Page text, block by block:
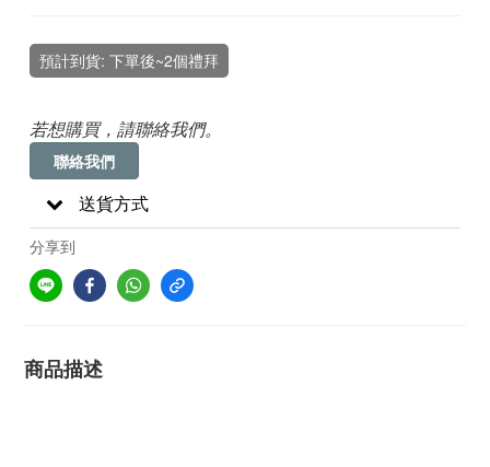
預計到貨: 下單後~2個禮拜
若想購買，請聯絡我們。
聯絡我們
送貨方式
分享到
商品描述